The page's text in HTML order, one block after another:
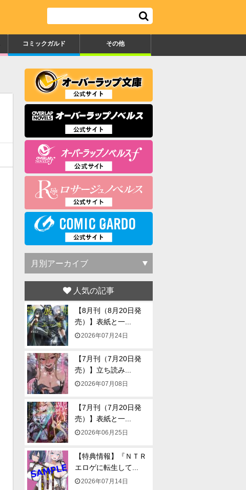
コミックガルド その他
人気の記事
【8月刊（8月20日発
売）】表紙と一...
2026年07月24日
【7月刊（7月20日発
売）】立ち読み...
2026年07月08日
【7月刊（7月20日発
売）】表紙と一...
2026年06月25日
【特典情報】『ＮＴＲ
エロゲに転生して...
2026年07月14日